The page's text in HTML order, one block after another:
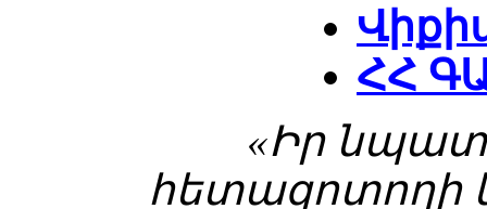
ՀՀ
«Իր
հետազոտողի